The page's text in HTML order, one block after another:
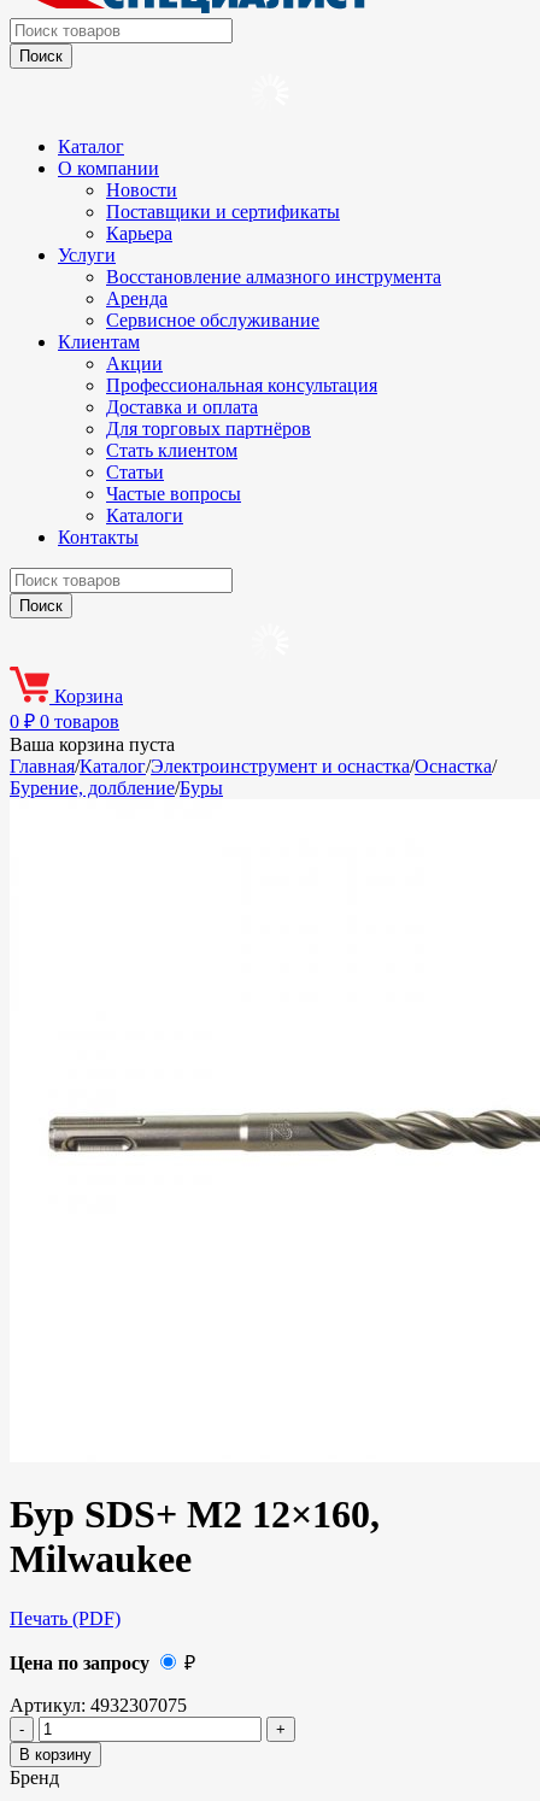
Каталог
О компании
Новости
Поставщики и сертификаты
Карьера
Услуги
Восстановление алмазного инструмента
Аренда
Сервисное обслуживание
Клиентам
Акции
Профессиональная консультация
Доставка и оплата
Для торговых партнёров
Стать клиентом
Статьи
Частые вопросы
Каталоги
Контакты
Корзина
0 ₽ 0 товаров
Ваша корзина пуста
Главная/Каталог/Электроинструмент и оснастка/Оснастка/
Бурение, долбление/Буры
Бур SDS+ M2 12×160,
Milwaukee
Печать (PDF)
Цена по запросу ₽
Артикул: 4932307075
В корзину
Бренд